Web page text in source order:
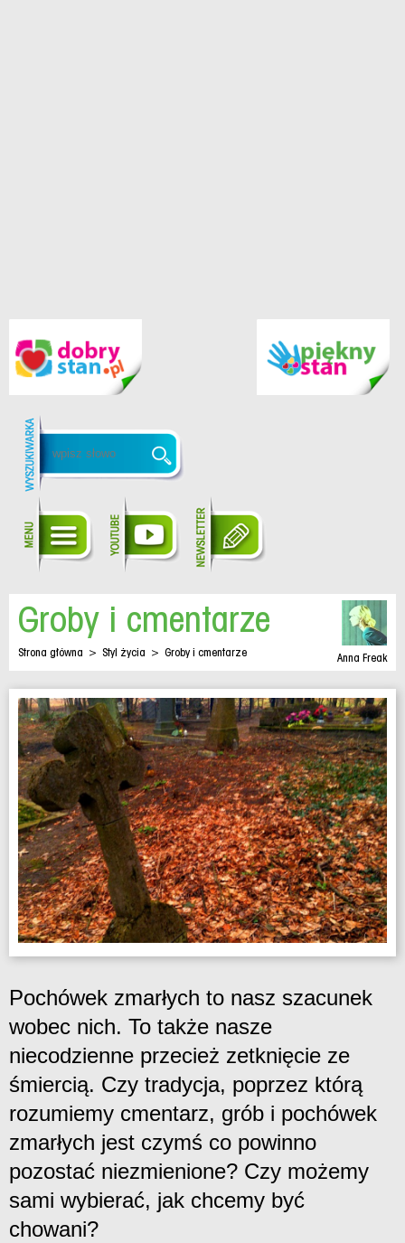
Anna Freak
Groby i cmentarze
Strona główna > Styl życia > Groby i cmentarze
Pochówek zmarłych to nasz szacunek
wobec nich. To także nasze
niecodzienne przecież zetknięcie ze
śmiercią. Czy tradycja, poprzez którą
rozumiemy cmentarz, grób i pochówek
zmarłych jest czymś co powinno
pozostać niezmienione? Czy możemy
sami wybierać, jak chcemy być
chowani?